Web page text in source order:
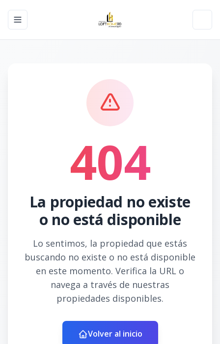
Toggle navigation menu
404
La propiedad no existe
o no está disponible
Lo sentimos, la propiedad que estás
buscando no existe o no está disponible
en este momento. Verifica la URL o
navega a través de nuestras
propiedades disponibles.
Volver al inicio